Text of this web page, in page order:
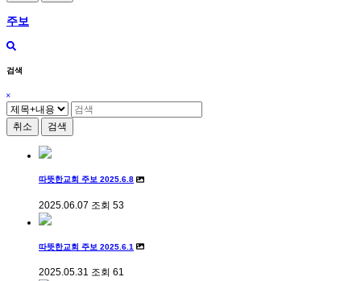
주보
검색
취소 검색
따뜻한교회 주보 2025.6.8
2025.06.07 조회 53
따뜻한교회 주보 2025.6.1
2025.05.31 조회 61